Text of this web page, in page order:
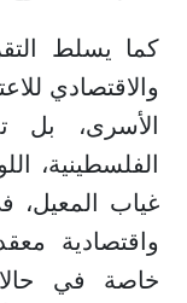
كما يسلط
والاقتصادي
الأسرى، بل
الفلسطينية،
غياب
واقتصادية
خاصة في